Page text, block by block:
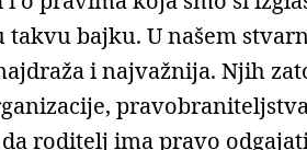
takvu bajku. U našem
i najvažnija. Njih
roditelj ima pravo